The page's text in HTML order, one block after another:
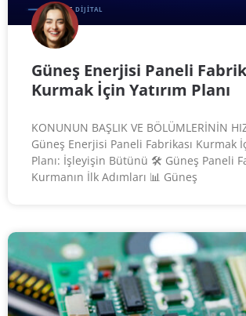
Güneş Enerjisi Paneli
Kurmak İçin Yatırım Planı
KONUNUN BAŞLIK VE BÖLÜMLERİNİN
Güneş Enerjisi Paneli Fabrikası Kurmak
Planı: İşleyişin Bütünü 🛠️ Güneş Paneli
Kurmanın İlk Adımları 📊 Güneş